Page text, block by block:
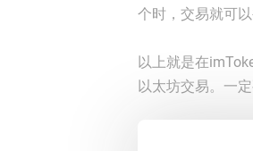
个时，交易就可
以上就是在
以太坊交易。一